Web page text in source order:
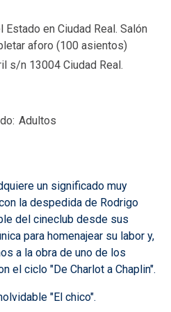
en Ciudad Real. Salón
aforo (100 asientos)
s/n 13004 Ciudad Real.
Adultos
un significado muy
la despedida de Rodrigo
del cineclub desde sus
para homenajear su labor y,
a la obra de uno de los
el ciclo "De Charlot a Chaplin".
"El chico".